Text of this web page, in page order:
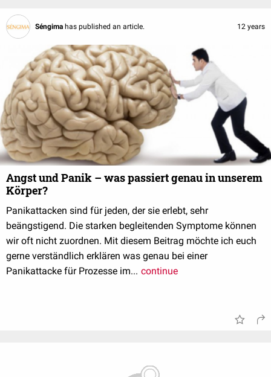
Séngima has published an article. 12 years
Angst und Panik – was passiert genau in unserem
Körper?
Panikattacken sind für jeden, der sie erlebt, sehr
beängstigend. Die starken begleitenden Symptome können
wir oft nicht zuordnen. Mit diesem Beitrag möchte ich euch
gerne verständlich erklären was genau bei einer
Panikattacke für Prozesse im... continue